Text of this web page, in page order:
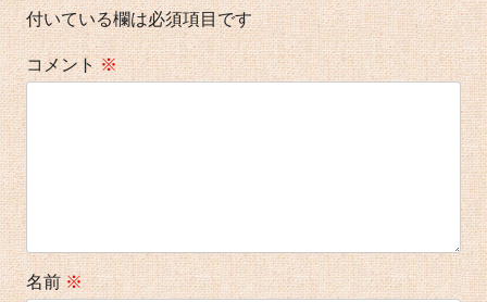
ー
シ
ョ
ン
付いている欄は必須項目です
コメント※
名前※